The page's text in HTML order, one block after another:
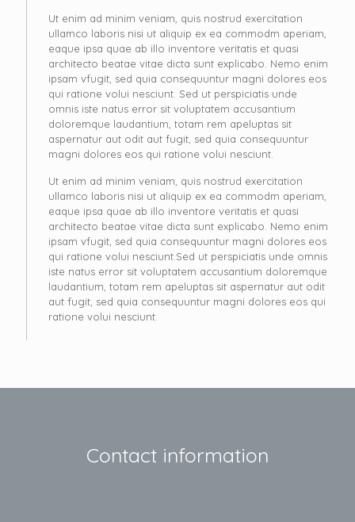
Ut enim ad minim veniam, quis nostrud exercitation
ullamco laboris nisi ut aliquip ex ea commodm aperiam,
eaque ipsa quae ab illo inventore veritatis et quasi
architecto beatae vitae dicta sunt explicabo. Nemo enim
ipsam vfugit, sed quia consequuntur magni dolores eos
qui ratione volui nesciunt. Sed ut perspiciatis unde
omnis iste natus error sit voluptatem accusantium
doloremque laudantium, totam rem apeluptas sit
aspernatur aut odit aut fugit, sed quia consequuntur
magni dolores eos qui ratione volui nesciunt.
Ut enim ad minim veniam, quis nostrud exercitation
ullamco laboris nisi ut aliquip ex ea commodm aperiam,
eaque ipsa quae ab illo inventore veritatis et quasi
architecto beatae vitae dicta sunt explicabo. Nemo enim
ipsam vfugit, sed quia consequuntur magni dolores eos
qui ratione volui nesciunt.Sed ut perspiciatis unde omnis
iste natus error sit voluptatem accusantium doloremque
laudantium, totam rem apeluptas sit aspernatur aut odit
aut fugit, sed quia consequuntur magni dolores eos qui
ratione volui nesciunt.
Contact information